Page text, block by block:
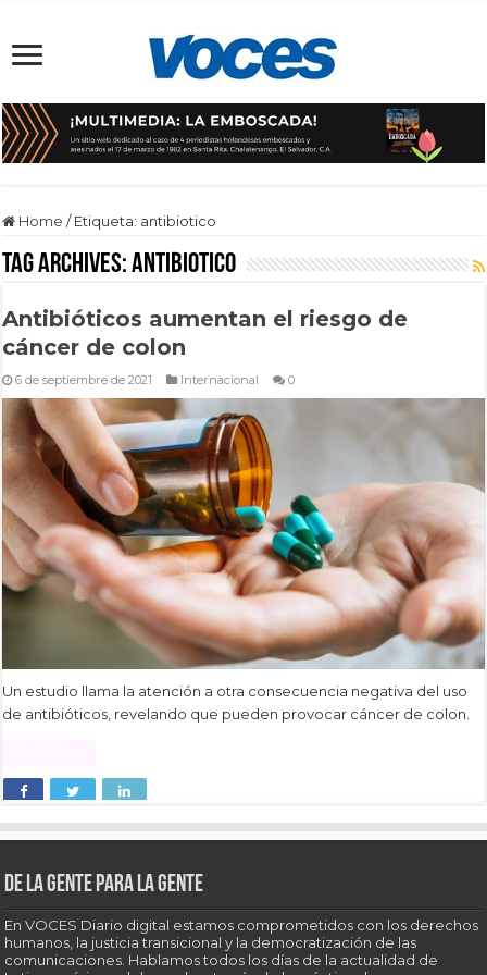
Home / Etiqueta: antibiotico
Tag Archives:antibiotico
Antibióticos aumentan el riesgo de
cáncer de colon
6 de septiembre de 2021 Internacional 0
Un estudio llama la atención a otra consecuencia negativa del uso
de antibióticos, revelando que pueden provocar cáncer de colon.
De la gente para la gente
En VOCES Diario digital estamos comprometidos con los derechos
humanos, la justicia transicional y la democratización de las
comunicaciones. Hablamos todos los días de la actualidad de